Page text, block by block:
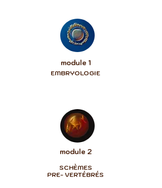
module 1
EMBRYOLOGIE
module 2
SCHÈMES
PRE- VERTÉBRÉS